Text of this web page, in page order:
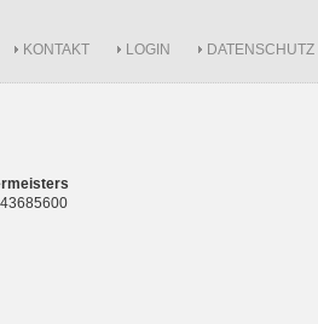
KONTAKT LOGIN DATENSCHUTZ